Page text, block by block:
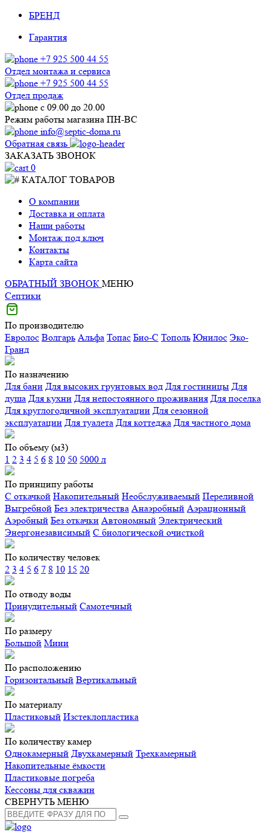
БРЕНД
Гарантия
+7 925 500 44 55
Отдел монтажа и сервиса
+7 925 500 44 55
Отдел продаж
с 09.00 до 20.00
Режим работы магазина ПН-ВС
info@septic-doma.ru
Обратная связь
ЗАКАЗАТЬ ЗВОНОК
0
КАТАЛОГ ТОВАРОВ
О компании
Доставка и оплата
Наши работы
Монтаж под ключ
Контакты
Карта сайта
ОБРАТНЫЙ ЗВОНОК МЕНЮ
Септики
По производителю
Евролос Волгарь Альфа Топас Био-С Тополь Юнилос Эко-
Гранд
По назначению
Для бани Для высоких грунтовых вод Для гостиницы Для
душа Для кухни Для непостоянного проживания Для поселка
Для круглогодичной эксплуатации Для сезонной
эксплуатации Для туалета Для коттеджа Для частного дома
По объему (м3)
1 2 3 4 5 6 8 10 50 5000 л
По принципу работы
С откачкой Накопительный Необслуживаемый Переливной
Выгребной Без электричества Анаэробный Аэрационный
Аэробный Без откачки Автономный Электрический
Энергонезависимый С биологической очисткой
По количеству человек
2 3 4 5 6 7 8 10 15 20
По отводу воды
Принудительный Самотечный
По размеру
Большой Мини
По расположению
Горизонтальный Вертикальный
По материалу
Пластиковый Изстеклопластика
По количеству камер
Однокамерный Двухкамерный Трехкамерный
Накопительные ёмкости
Пластиковые погреба
Кессоны для скважин
СВЕРНУТЬ МЕНЮ